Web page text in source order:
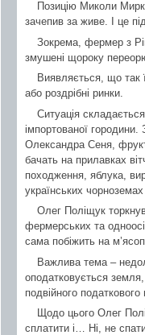
Позицію Миколи
зачепив за живе. І це
Зокрема, фермер з
змушені щороку
Виявляється, що так
або роздрібні ринки.
Ситуація
імпортованої городини.
Олександра Сеня,
бачать на прилавках
походження, яблука,
українських
Олег Поліщук
фермерських та
сама побіжить на
Важлива тема –
оподатковується
подвійного
Щодо цього Олег
сплатити і… Ні, не